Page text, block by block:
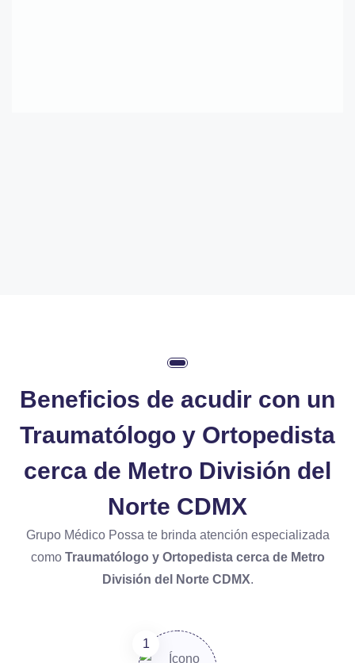
Beneficios de acudir con un
Traumatólogo y Ortopedista
cerca de Metro División del
Norte CDMX
Grupo Médico Possa te brinda atención especializada
como Traumatólogo y Ortopedista cerca de Metro
División del Norte CDMX.